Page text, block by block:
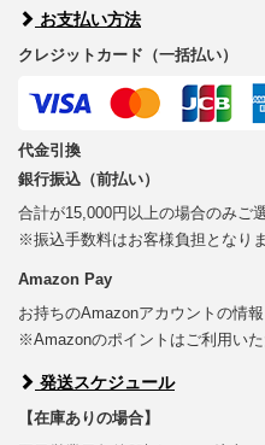
お支払い方法
クレジットカード（一括払い）
代金引換
銀行振込（前払い）
合計が15,000円以上の場合のみご
※振込手数料はお客様負担となりま
Amazon Pay
お持ちのAmazonアカウントの情
※Amazonのポイントはご利用いた
発送スケジュール
【在庫ありの場合】